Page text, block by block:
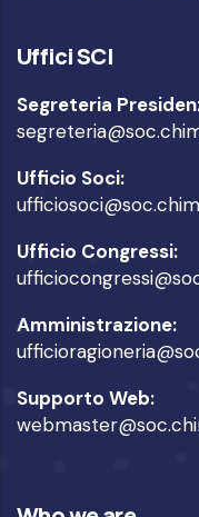
Uffici SCI
Segreteria
Ufficio Soci:
Ufficio Congressi:
Amministrazione:
Supporto Web: